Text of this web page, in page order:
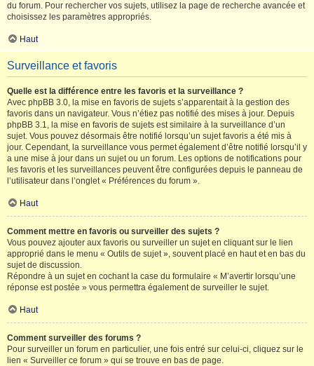
du forum. Pour rechercher vos sujets, utilisez la page de recherche avancée et
choisissez les paramètres appropriés.
Haut
Surveillance et favoris
Quelle est la différence entre les favoris et la surveillance ?
Avec phpBB 3.0, la mise en favoris de sujets s’apparentait à la gestion des
favoris dans un navigateur. Vous n’étiez pas notifié des mises à jour. Depuis
phpBB 3.1, la mise en favoris de sujets est similaire à la surveillance d’un
sujet. Vous pouvez désormais être notifié lorsqu’un sujet favoris a été mis à
jour. Cependant, la surveillance vous permet également d’être notifié lorsqu’il y
a une mise à jour dans un sujet ou un forum. Les options de notifications pour
les favoris et les surveillances peuvent être configurées depuis le panneau de
l’utilisateur dans l’onglet « Préférences du forum ».
Haut
Comment mettre en favoris ou surveiller des sujets ?
Vous pouvez ajouter aux favoris ou surveiller un sujet en cliquant sur le lien
approprié dans le menu « Outils de sujet », souvent placé en haut et en bas du
sujet de discussion.
Répondre à un sujet en cochant la case du formulaire « M’avertir lorsqu’une
réponse est postée » vous permettra également de surveiller le sujet.
Haut
Comment surveiller des forums ?
Pour surveiller un forum en particulier, une fois entré sur celui-ci, cliquez sur le
lien « Surveiller ce forum » qui se trouve en bas de page.